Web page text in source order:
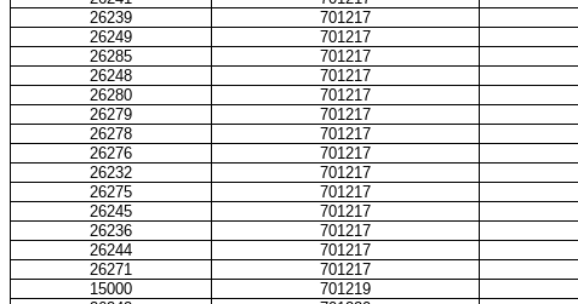
26239
701217
26249
701217
26285
701217
26248
701217
26280
701217
26279
701217
26278
701217
26276
701217
26232
701217
26275
701217
26245
701217
26236
701217
26244
701217
26271
701217
15000
701219